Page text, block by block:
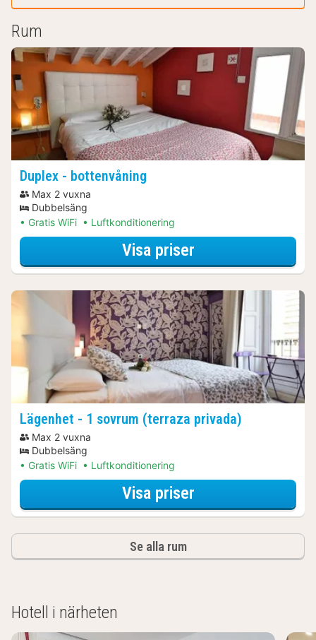
Rum
Duplex - bottenvåning
Max 2 vuxna
Dubbelsäng
Gratis WiFi
Luftkonditionering
Visa priserför Duplex -
Lägenhet - 1 sovrum (terraza privada)
Max 2 vuxna
Dubbelsäng
Gratis WiFi
Luftkonditionering
Visa priserför Lägenhet - 1
Se alla rum
Hotell i närheten